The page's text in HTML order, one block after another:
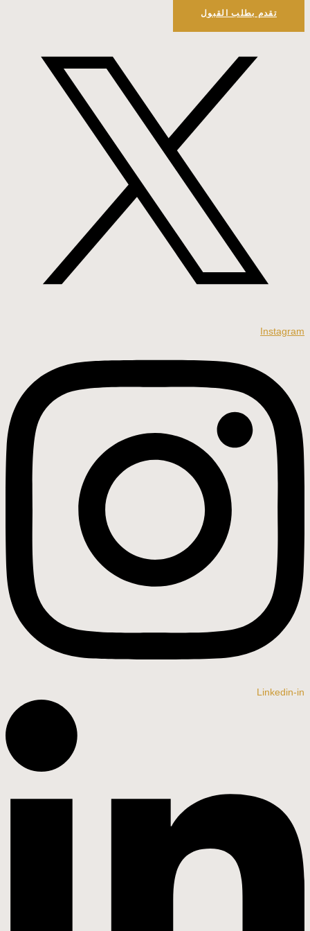
تقدم بطلب القبول
Instagram
Linkedin-in